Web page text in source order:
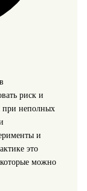
риск и
неполных
и
это
можно